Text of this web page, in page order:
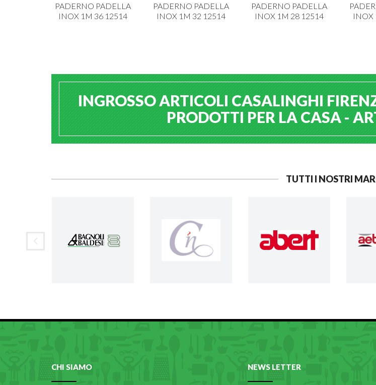
PADERNO PADELLA
INOX 1M 36 12514
PADERNO PADELLA
INOX 1M 32 12514
PADERNO PADELLA
INOX 1M 28 12514
INOX
INGROSSO ARTICOLI CASALINGHI
PRODOTTI PER LA CASA -
TUTTI I NOSTRI
CHI SIAMO NEWS LETTER